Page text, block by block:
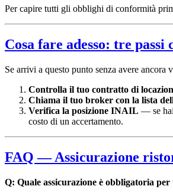
Per capire tutti gli obblighi di conformità
Cosa fare adesso: tre passi
Se arrivi a questo punto senza avere
Controlla il tuo contratto di
Chiama il tuo broker con la lista
Verifica la posizione INAIL — se
costo di un accertamento.
FAQ — Assicurazione
Q: Quale assicurazione è obbligatoria